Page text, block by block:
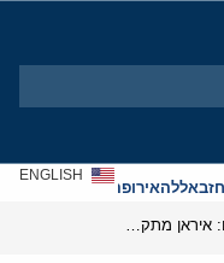
חזבאללהאירופהאנטישמיות
ENGLISH